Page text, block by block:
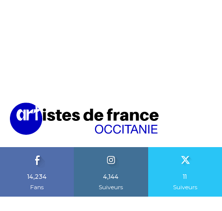
14,234
Fans
4,144
Suiveurs
11
Suiveurs